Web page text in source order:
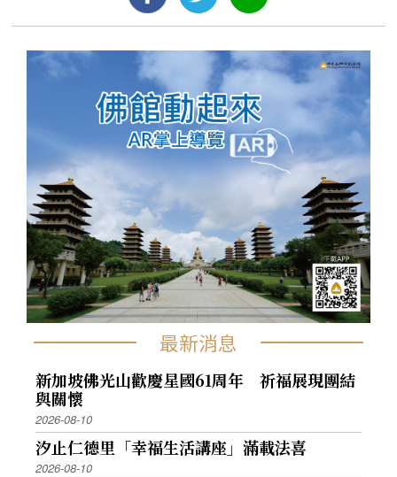
最新消息
新加坡佛光山歡慶星國61周年 祈福展現團結
與關懷
2026-08-10
汐止仁德里「幸福生活講座」滿載法喜
2026-08-10